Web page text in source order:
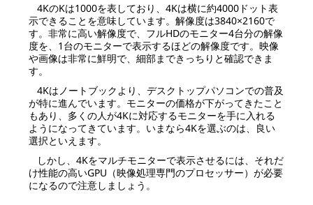
4KのKは1000を表しており、4Kは横に約4000ドット表
示できることを意味しています。解像度は3840×2160で
す。非常に高い解像度で、フルHDのモニター4台分の解像
度を、1台のモニターで表示するほどの解像度です。映像
や画像は非常に鮮明で、細部まできっちりと確認できま
す。
4Kはノートブックより、デスクトップパソコンでの普及
が特に進んでいます。モニターの価格が下がってきたこと
もあり、多くの人が4Kに対応するモニターを手に入れる
ようになってきています。いまなら4Kを選ぶのは、良い
選択といえます。
しかし、4Kをマルチモニターで表示させるには、それだ
け性能の高いGPU（映像処理専門のプロセッサー）が必要
になるので注意しましょう。